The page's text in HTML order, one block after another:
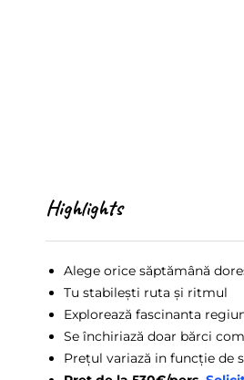
Highlights
Alege orice săptămână
Tu stabilești ruta și ritmul
Explorează fascinanta
Se închiriază doar bărci
Prețul variază in funcție de